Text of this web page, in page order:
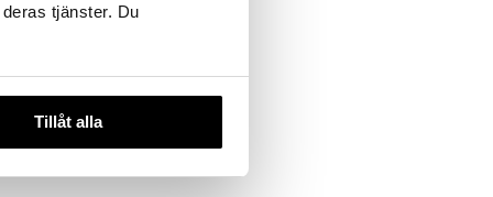
tjänster. Du
Tillåt alla